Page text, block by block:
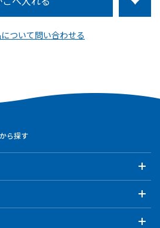
ついて問い合わせる
ら探す